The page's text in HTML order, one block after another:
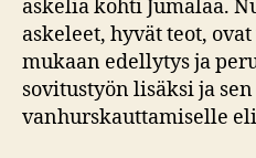
askelia kohti Jumalaa.
askeleet, hyvät teot,
mukaan edellytys ja
sovitustyön lisäksi ja
vanhurskauttamiselle